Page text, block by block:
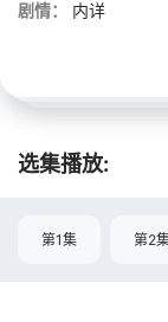
剧情：
内详
选集播放:
第1集 第2